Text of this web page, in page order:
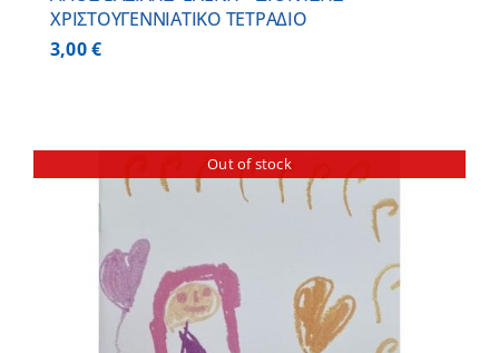
ΧΡΙΣΤΟΥΓΕΝΝΙΑΤΙΚΟ ΤΕΤΡΑΔΙΟ
3,00€
Out of stock